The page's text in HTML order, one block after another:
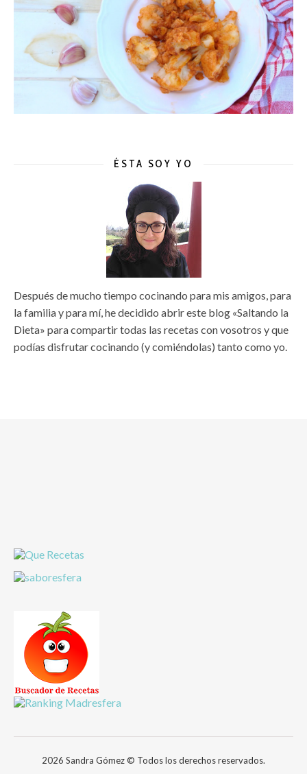
ÉSTA SOY YO
Después de mucho tiempo cocinando para mis amigos, para
la familia y para mí, he decidido abrir este blog «Saltando la
Dieta» para compartir todas las recetas con vosotros y que
podías disfrutar cocinando (y comiéndolas) tanto como yo.
2026 Sandra Gómez © Todos los derechos reservados.